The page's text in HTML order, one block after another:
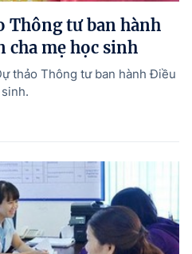
Thông tư ban hành
cha mẹ học sinh
thảo Thông tư ban hành Điều